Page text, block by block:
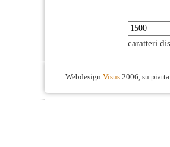
caratteri
Webdesign Visus 2006, su